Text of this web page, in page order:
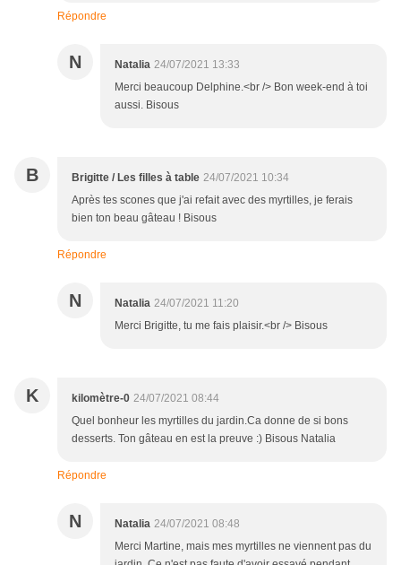
Répondre
N Natalia 24/07/2021 13:33
Merci beaucoup Delphine.<br /> Bon week-end à toi
aussi. Bisous
B Brigitte / Les filles à table 24/07/2021 10:34
Après tes scones que j'ai refait avec des myrtilles, je ferais
bien ton beau gâteau ! Bisous
Répondre
N Natalia 24/07/2021 11:20
Merci Brigitte, tu me fais plaisir.<br /> Bisous
K kilomètre-0 24/07/2021 08:44
Quel bonheur les myrtilles du jardin.Ca donne de si bons
desserts. Ton gâteau en est la preuve :) Bisous Natalia
Répondre
N Natalia 24/07/2021 08:48
Merci Martine, mais mes myrtilles ne viennent pas du